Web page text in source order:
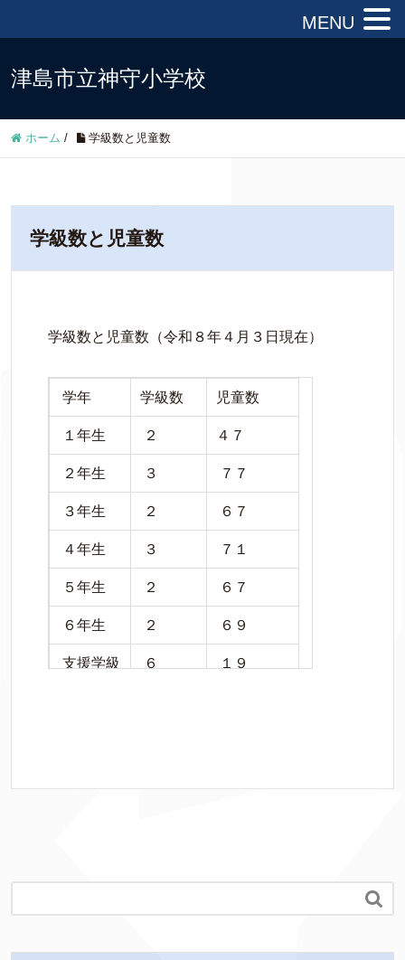
津島市立神守小学校
ホーム / 学級数と児童数
学級数と児童数
学級数と児童数（令和８年４月３日現在）
学年 学級数 児童数
１年生 ２ ４７
２年生 ３ ７７
３年生 ２ ６７
４年生 ３ ７１
５年生 ２ ６７
６年生 ２ ６９
支援学級 ６ １９

MENU